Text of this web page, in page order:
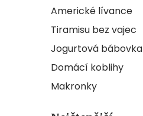
Americké lívance
Tiramisu bez vajec
Jogurtová bábovka
Domácí koblihy
Makronky